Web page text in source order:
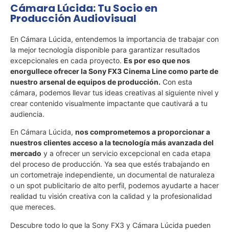
Cámara Lúcida: Tu Socio en
Producción Audiovisual
En Cámara Lúcida, entendemos la importancia de trabajar con
la mejor tecnología disponible para garantizar resultados
excepcionales en cada proyecto. Es por eso que nos
enorgullece ofrecer la Sony FX3 Cinema Line como parte de
nuestro arsenal de equipos de producción. Con esta
cámara, podemos llevar tus ideas creativas al siguiente nivel y
crear contenido visualmente impactante que cautivará a tu
audiencia.
En Cámara Lúcida, nos comprometemos a proporcionar a
nuestros clientes acceso a la tecnología más avanzada del
mercado y a ofrecer un servicio excepcional en cada etapa
del proceso de producción. Ya sea que estés trabajando en
un cortometraje independiente, un documental de naturaleza
o un spot publicitario de alto perfil, podemos ayudarte a hacer
realidad tu visión creativa con la calidad y la profesionalidad
que mereces.
Descubre todo lo que la Sony FX3 y Cámara Lúcida pueden